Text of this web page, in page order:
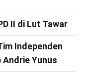
II di Lut Tawar
Independen
Yunus